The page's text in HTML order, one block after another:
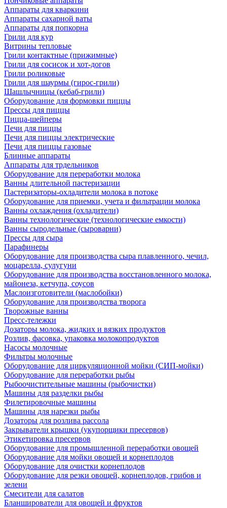
Аппараты для кваркини
Аппараты сахарной ваты
Аппараты для попкорна
Грили для кур
Витрины тепловые
Грили контактные (прижимные)
Грили для сосисок и хот-догов
Грили роликовые
Грили для шаурмы (гирос-грили)
Шашлычницы (кебаб-грили)
Оборудование для формовки пиццы
Прессы для пиццы
Пицца-шейперы
Печи для пиццы
Печи для пиццы электрические
Печи для пиццы газовые
Блинные аппараты
Аппараты для трдельников
Оборудование для переработки молока
Ванны длительной пастеризации
Пастеризаторы-охладители молока в потоке
Оборудование для приемки, учета и фильтрации молока
Ванны охлаждения (охладители)
Ванны технологические (технологические емкости)
Ванны сыродельные (сыроварни)
Прессы для сыра
Парафинеры
Оборудование для производства сыра плавленного, чечил,
моцарелла, сулугуни
Оборудование для производства восстановленного молока,
майонеза, кетчупа, соусов
Маслоизготовители (маслобойки)
Оборудование для производства творога
Творожные ванны
Пресс-тележки
Дозаторы молока, жидких и вязких продуктов
Розлив, фасовка, упаковка молокопродуктов
Насосы молочные
Фильтры молочные
Оборудование для циркуляционной мойки (СИП-мойки)
Оборудование для переработки рыбы
Рыбоочистительные машины (рыбочистки)
Машины для разделки рыбы
Филетировочные машины
Машины для нарезки рыбы
Дозаторы для розлива рассола
Закрыватели крышки (укупорщики пресервов)
Этикетировка пресервов
Оборудование для промышленной переработки овощей
Оборудование для мойки овощей и корнеплодов
Оборудование для очистки корнеплодов
Оборудование для резки овощей, корнеплодов, грибов и
зелени
Смесители для салатов
Бланширователи для овощей и фруктов